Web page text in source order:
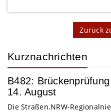
Zurück
Kurznachrichten
B482:
14. August
Die Straßen.NRW-